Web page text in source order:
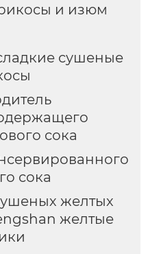
и изюм
сушеные
сока
сока
желтых
желтые